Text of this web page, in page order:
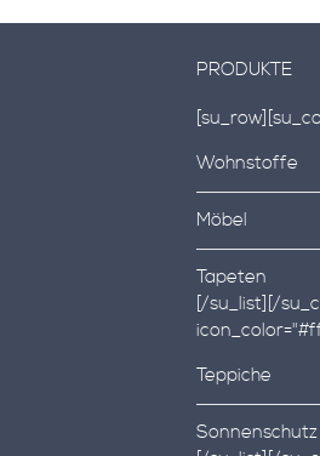
PRODUKTE
Wohnstoffe
Möbel
Tapeten
[/su_list][/
Teppiche
Sonnenschutz